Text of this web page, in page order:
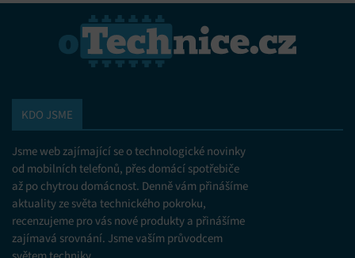
KDO JSME
Jsme web zajímající se o technologické novinky
od mobilních telefonů, přes domácí spotřebiče
až po chytrou domácnost. Denně vám přinášíme
aktuality ze světa technického pokroku,
recenzujeme pro vás nové produkty a přinášíme
zajímavá srovnání. Jsme vaším průvodcem